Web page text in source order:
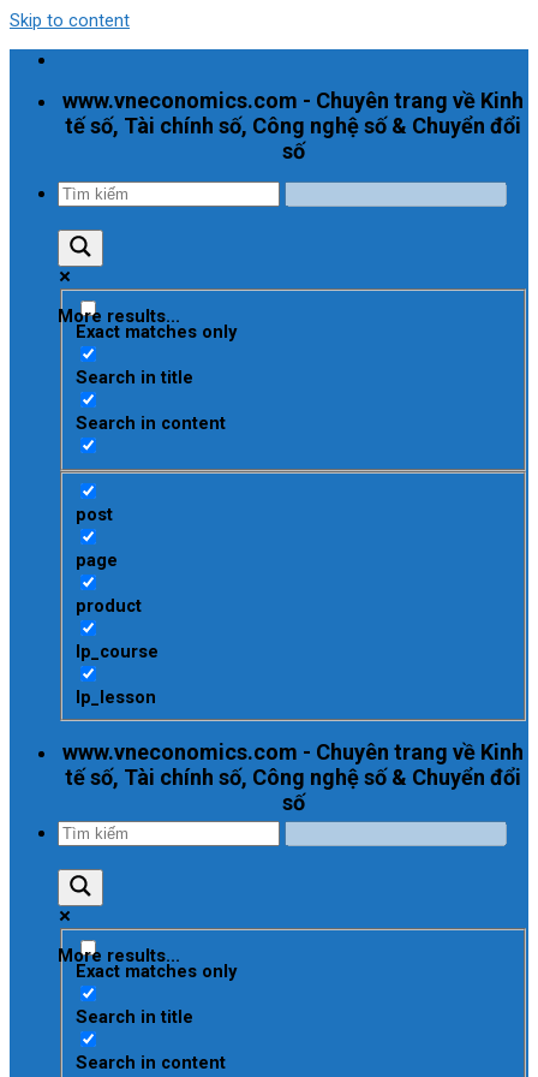
Skip to content
www.vneconomics.com - Chuyên trang về Kinh
tế số, Tài chính số, Công nghệ số & Chuyển đổi
số
More results...
Exact matches only
Search in title
Search in content
post
page
product
lp_course
lp_lesson
www.vneconomics.com - Chuyên trang về Kinh
tế số, Tài chính số, Công nghệ số & Chuyển đổi
số
More results...
Exact matches only
Search in title
Search in content